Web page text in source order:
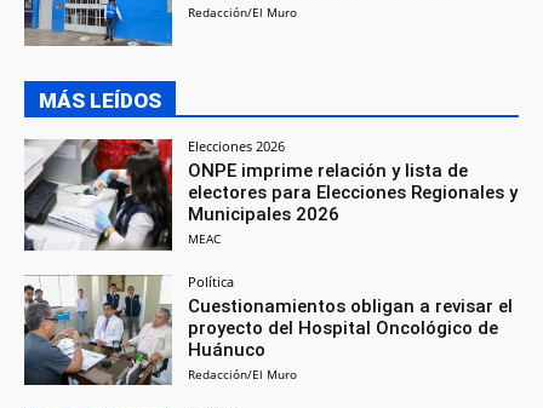
Redacción/El Muro
MÁS LEÍDOS
Elecciones 2026
ONPE imprime relación y lista de
electores para Elecciones Regionales y
Municipales 2026
MEAC
Política
Cuestionamientos obligan a revisar el
proyecto del Hospital Oncológico de
Huánuco
Redacción/El Muro